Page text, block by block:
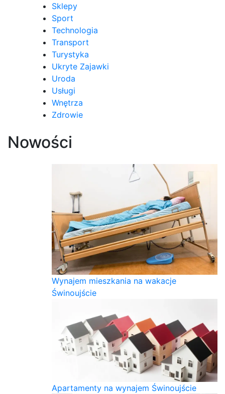
Sklepy
Sport
Technologia
Transport
Turystyka
Ukryte Zajawki
Uroda
Usługi
Wnętrza
Zdrowie
Nowości
Wynajem mieszkania na wakacje
Świnoujście
Apartamenty na wynajem Świnoujście